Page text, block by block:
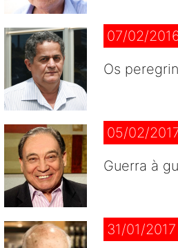
07/02/
Os
05/02/
Guerra à
31/01/2017